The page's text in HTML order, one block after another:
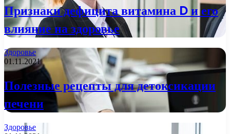
Признаки дефицита витамина D и его
влияние на здоровье
Здоровье
01.11.2021
Полезные рецепты для детоксикации
печени
Здоровье